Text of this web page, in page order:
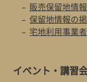
販売保留地情報
保留地情報の
宅地利用事業
イベント・講習